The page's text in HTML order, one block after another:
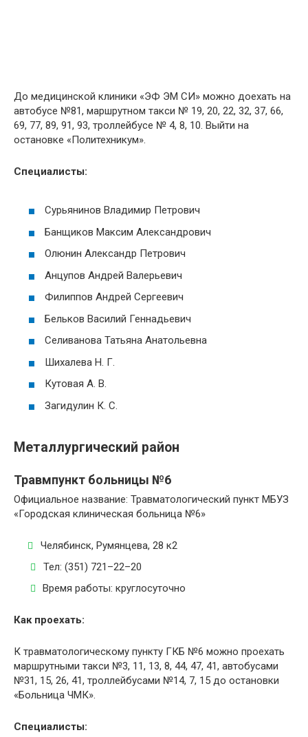
До медицинской клиники «ЭФ ЭМ СИ» можно доехать на
автобусе №81, маршрутном такси № 19, 20, 22, 32, 37, 66,
69, 77, 89, 91, 93, троллейбусе № 4, 8, 10. Выйти на
остановке «Политехникум».
Специалисты:
Сурьянинов Владимир Петрович
Банщиков Максим Александрович
Олюнин Александр Петрович
Анцупов Андрей Валерьевич
Филиппов Андрей Сергеевич
Бельков Василий Геннадьевич
Селиванова Татьяна Анатольевна
Шихалева Н. Г.
Кутовая А. В.
Загидулин К . С.
Металлургический район
Травмпункт больницы №6
Официальное название: Травматологический пункт МБУЗ
«Городская клиническая больница №6»
Челябинск, Румянцева, 28 к2
Тел: (351) 721–22–20
Время работы: круглосуточно
Как проехать:
К травматологическому пункту ГКБ №6 можно проехать
маршрутными такси №3, 11, 13, 8, 44, 47, 41, автобусами
№31, 15, 26, 41, троллейбусами №14, 7, 15 до остановки
«Больница ЧМК».
Специалисты: